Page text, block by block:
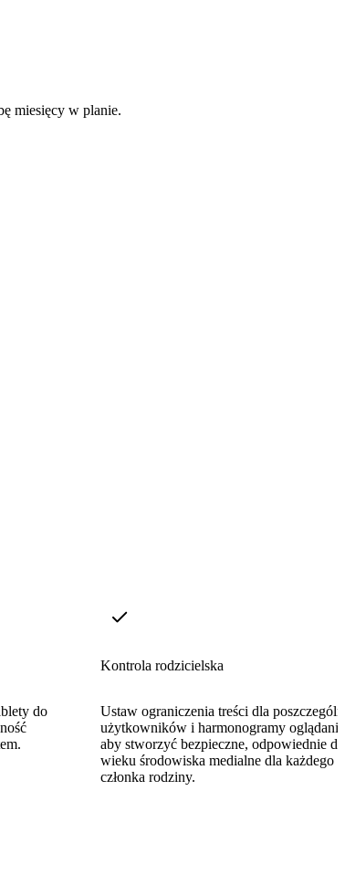
miesięcy w planie.
do
Kontrola rodzicielska
Ustaw ograniczenia treści dla
użytkowników i harmonogramy
aby stworzyć bezpieczne, odpowiednie do
wieku środowiska medialne dla każdego
członka rodziny.